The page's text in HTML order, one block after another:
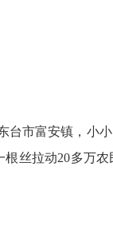
市富安镇，小
丝拉动20多万